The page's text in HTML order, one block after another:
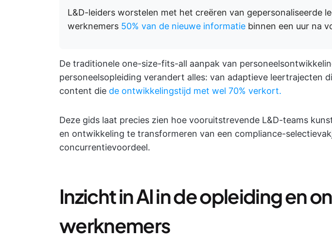
L&D-leiders worstelen met het creëren van gepersonaliseerde
werknemers 50% van de nieuwe informatie binnen een uur na
De traditionele one-size-fits-all aanpak van
personeelsopleiding verandert alles: van adaptieve leertrajecten
content die de ontwikkelingstijd met wel 70% verkort.
Deze gids laat precies zien hoe vooruitstrevende L&D-teams
en ontwikkeling te transformeren van een compliance-
concurrentievoordeel.
Inzicht in AI in de opleiding en
werknemers